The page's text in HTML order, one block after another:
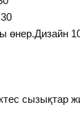
өнер.Дизайн
10
сызықтар